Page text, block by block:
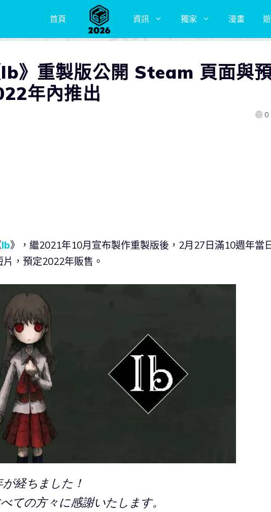
首頁 資訊 獨家 漫畫
》重製版公開 Steam 頁面與
年內推出
0
Ib》，繼2021年10月宣布製作重製版後，2月27日滿10週年當
，預定2022年販售。
経ちました！
ての方々に感謝いたします。